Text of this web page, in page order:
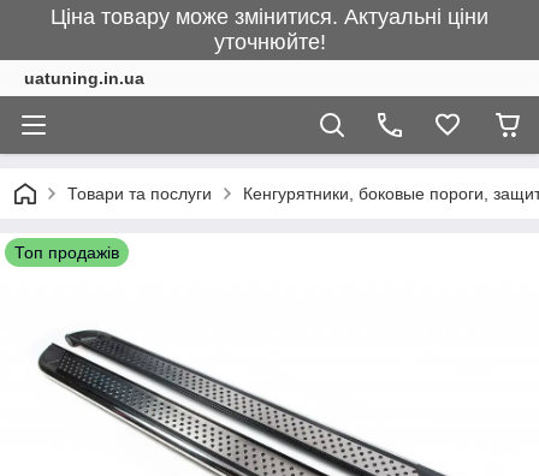
Ціна товару може змінитися. Актуальні ціни
уточнюйте!
uatuning.in.ua
Товари та послуги Кенгурятники, боковые пороги,
Топ продажів